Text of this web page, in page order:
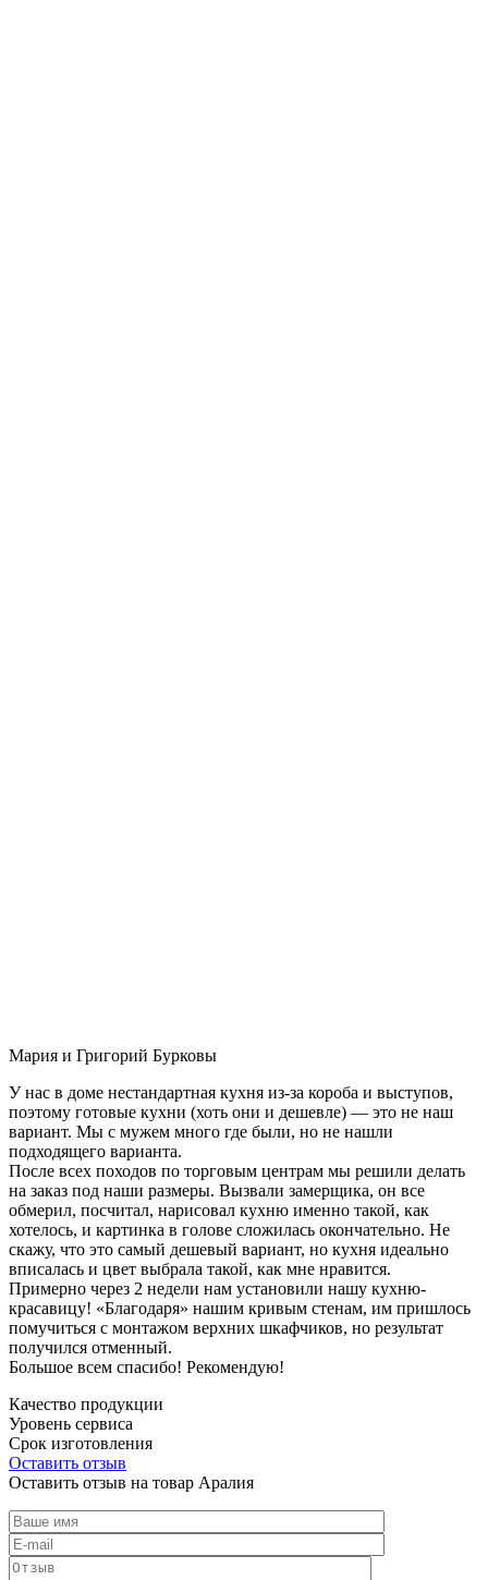
Мария и Григорий Бурковы
У нас в доме нестандартная кухня из-за короба и выступов,
поэтому готовые кухни (хоть они и дешевле) — это не наш
вариант. Мы с мужем много где были, но не нашли
подходящего варианта.
После всех походов по торговым центрам мы решили делать
на заказ под наши размеры. Вызвали замерщика, он все
обмерил, посчитал, нарисовал кухню именно такой, как
хотелось, и картинка в голове сложилась окончательно. Не
скажу, что это самый дешевый вариант, но кухня идеально
вписалась и цвет выбрала такой, как мне нравится.
Примерно через 2 недели нам установили нашу кухню-
красавицу! «Благодаря» нашим кривым стенам, им пришлось
помучиться с монтажом верхних шкафчиков, но результат
получился отменный.
Большое всем спасибо! Рекомендую!
Качество продукции
Уровень сервиса
Срок изготовления
Оставить отзыв
Оставить отзыв на товар Аралия